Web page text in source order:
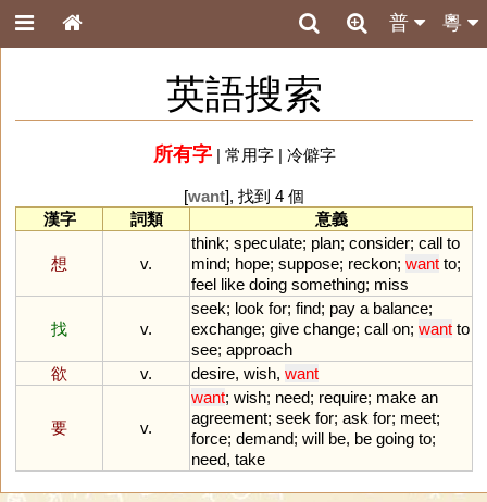
粵
普
英語搜索
所有字| 常用字| 冷僻字
[want], 找到 4 個
漢字
詞類 意義
想 v.
think; speculate; plan; consider; call to
mind; hope; suppose; reckon; want to;
feel like doing something; miss
找 v.
seek; look for; find; pay a balance;
exchange; give change; call on; want to
see; approach
欲
v. desire, wish, want
要 v.
want; wish; need; require; make an
agreement; seek for; ask for; meet;
force; demand; will be, be going to;
need, take